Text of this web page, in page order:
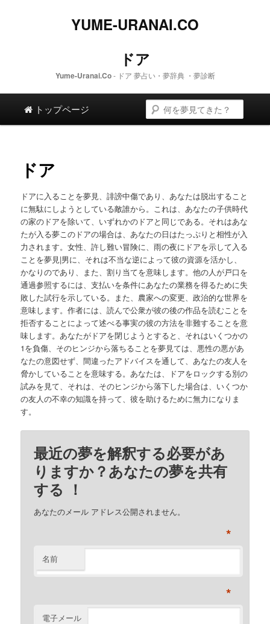
YUME-URANAI.CO
ドア
Yume-Uranai.Co- ドア 夢占い・夢辞典 ・夢診断
メイン コンテンツへスキップします。
二次コンテンツへスキップします。
トップページ
ドア
ドアに入ることを夢見、誹謗中傷であり、あなたは脱出すること
に無駄にしようとしている敵誰から。これは、あなたの子供時代
の家のドアを除いて、いずれかのドアと同じである。それはあな
たが入る夢このドアの場合は、あなたの日はたっぷりと相性が入
力されます。女性、許し難い冒険に、雨の夜にドアを示して入る
ことを夢見|男に、それは不当な逆によって彼の資源を活かし、
かなりのであり、また、割り当てを意味します。他の人が戸口を
通過参照するには、支払いを条件にあなたの業務を得るために失
敗した試行を示している。また、農家への変更、政治的な世界を
意味します。作者には、読んで公衆が彼の後の作品を読むことを
拒否することによって述べる事実の彼の方法を非難することを意
味します。あなたがドアを閉じようとすると、それはいくつかの
1を負傷、そのヒンジから落ちることを夢見ては、悪性の悪があ
なたの意図せず、間違ったアドバイスを通して、あなたの友人を
脅かしていることを意味する。あなたは、ドアをロックする別の
試みを見て、それは、そのヒンジから落下した場合は、いくつか
の友人の不幸の知識を持って、彼を助けるために無力になりま
す。
最近の夢を解釈する必要があ
りますか？あなたの夢を共有
する ！
あなたのメール アドレス公開されません。
名前
*
電子メール
*